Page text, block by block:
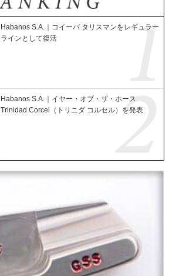
Habanos S.A.｜コイーバ タリスマンをレギュラー
ラインとして復活
Habanos S.A.｜イヤー・オブ・ザ・ホース
Trinidad Corcel（トリニダ コルセル）を発表